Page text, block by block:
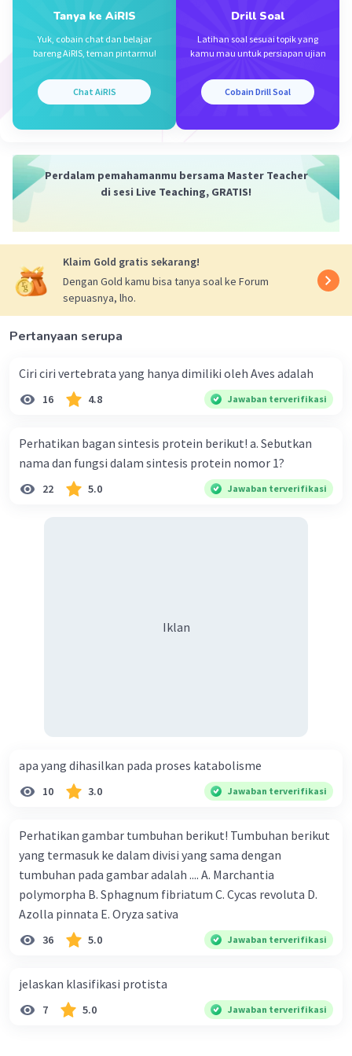
Tanya ke AiRIS
Yuk, cobain chat dan belajar
bareng AiRIS, teman pintarmu!
Chat AiRIS
Drill Soal
Latihan soal sesuai topik yang
kamu mau untuk persiapan ujian
Cobain Drill Soal
Perdalam pemahamanmu bersama Master Teacher
di sesi Live Teaching, GRATIS!
Klaim Gold gratis sekarang!
Dengan Gold kamu bisa tanya soal ke Forum
sepuasnya, lho.
Pertanyaan serupa
Ciri ciri vertebrata yang hanya dimiliki oleh Aves adalah
16 4.8 Jawaban terverifikasi
Perhatikan bagan sintesis protein berikut! a. Sebutkan
nama dan fungsi dalam sintesis protein nomor 1?
22 5.0 Jawaban terverifikasi
Iklan
apa yang dihasilkan pada proses katabolisme
10 3.0 Jawaban terverifikasi
Perhatikan gambar tumbuhan berikut! Tumbuhan berikut
yang termasuk ke dalam divisi yang sama dengan
tumbuhan pada gambar adalah .... A. Marchantia
polymorpha B. Sphagnum fibriatum C. Cycas revoluta D.
Azolla pinnata E. Oryza sativa
36 5.0 Jawaban terverifikasi
jelaskan klasifikasi protista
7 5.0 Jawaban terverifikasi